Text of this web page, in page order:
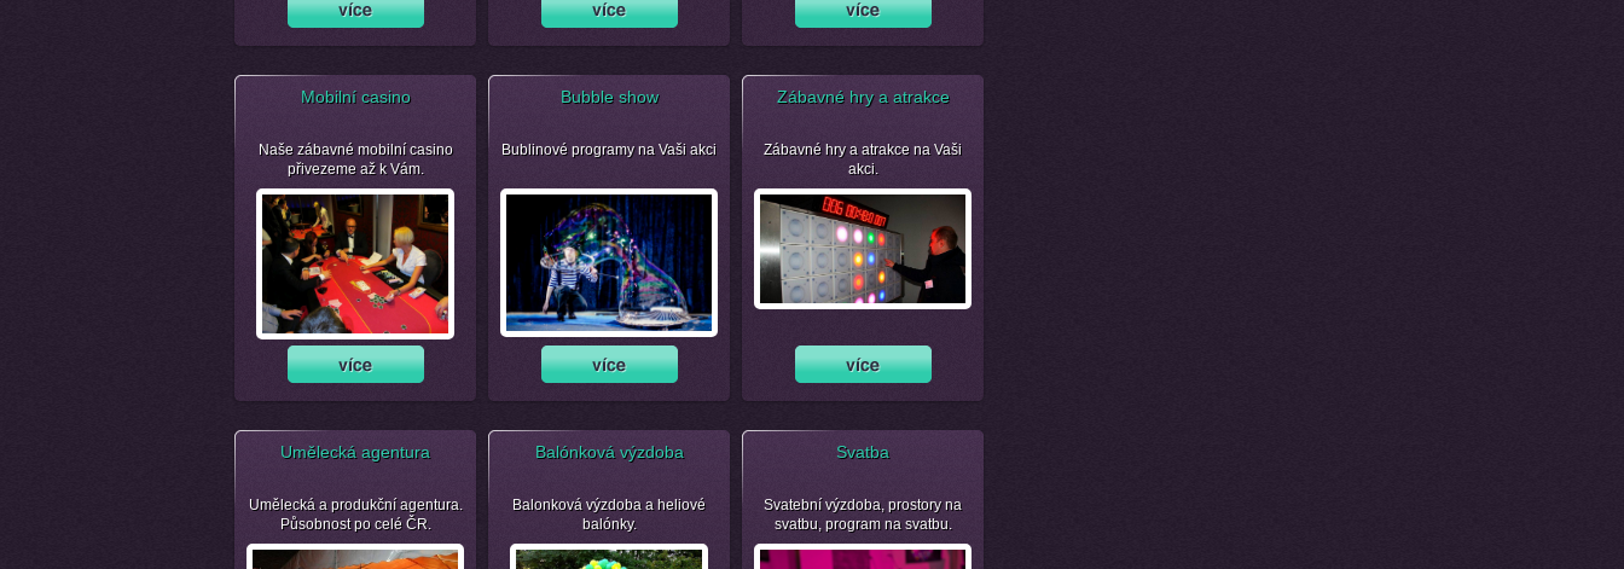
Mobilní casino
Naše zábavné mobilní casino
přivezeme až k Vám.
Bubble show
Bublinové programy na Vaši akci
Zábavné hry a atrakce
Zábavné hry a atrakce na Vaši
akci.
Umělecká agentura
Umělecká a produkční agentura.
Působnost po celé ČR.
Balónková výzdoba
Balonková výzdoba a heliové
balónky.
Svatba
Svatební výzdoba, prostory na
svatbu, program na svatbu.